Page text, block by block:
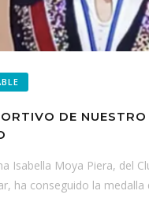
DE NUESTRO
Isabella Moya Piera, del
ha conseguido la